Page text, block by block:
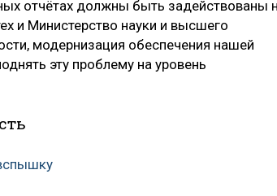
отчётах должны быть задействованы
и Министерство науки и высшего
модернизация обеспечения нашей
эту проблему на уровень